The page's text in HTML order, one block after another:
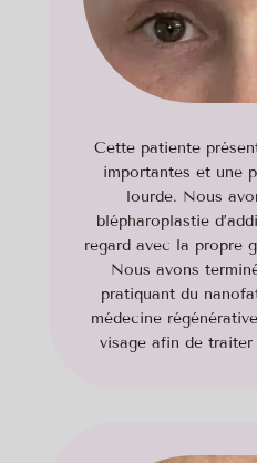
Cette patiente
importantes et une
lourde. Nous
blépharoplastie
regard avec la propre
Nous avons
pratiquant du
médecine
visage afin de